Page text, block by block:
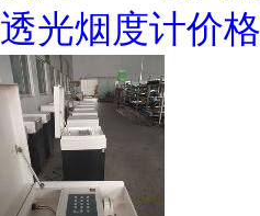
透光烟度计价格